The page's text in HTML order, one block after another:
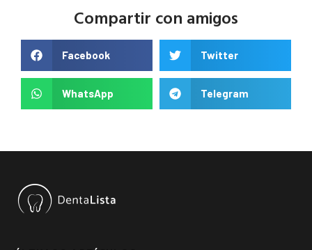
Compartir con amigos
Facebook Twitter
WhatsApp Telegram